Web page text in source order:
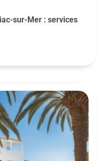
sur-Mer : services